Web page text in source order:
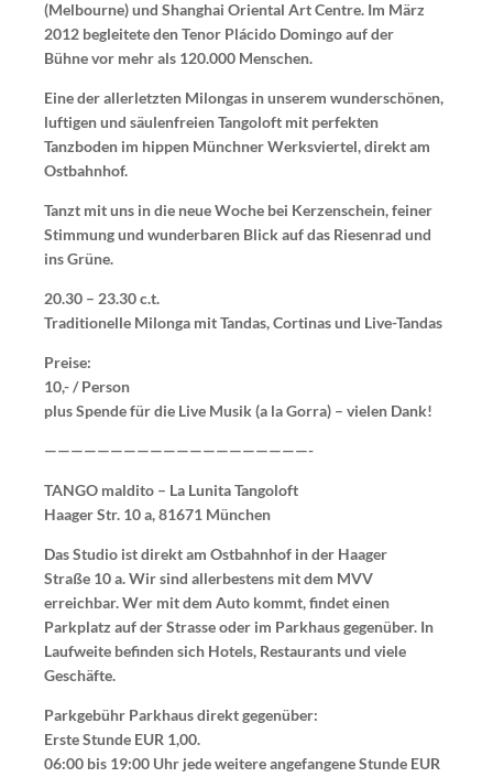
(Melbourne) und Shanghai Oriental Art Centre. Im März
2012 begleitete den Tenor Plácido Domingo auf der
Bühne vor mehr als 120.000 Menschen.
Eine der allerletzten Milongas in unserem wunderschönen,
luftigen und säulenfreien Tangoloft mit perfekten
Tanzboden im hippen Münchner Werksviertel, direkt am
Ostbahnhof.
Tanzt mit uns in die neue Woche bei Kerzenschein, feiner
Stimmung und wunderbaren Blick auf das Riesenrad und
ins Grüne.
20.30 – 23.30 c.t.
Traditionelle Milonga mit Tandas, Cortinas und Live-Tandas
Preise:
10,- / Person
plus Spende für die Live Musik (a la Gorra) – vielen Dank!
————————————————————-
TANGO maldito – La Lunita Tangoloft
Haager Str. 10 a, 81671 München
Das Studio ist direkt am Ostbahnhof in der Haager
Straße 10 a. Wir sind allerbestens mit dem MVV
erreichbar. Wer mit dem Auto kommt, findet einen
Parkplatz auf der Strasse oder im Parkhaus gegenüber. In
Laufweite befinden sich Hotels, Restaurants und viele
Geschäfte.
Parkgebühr Parkhaus direkt gegenüber:
Erste Stunde EUR 1,00.
06:00 bis 19:00 Uhr jede weitere angefangene Stunde EUR